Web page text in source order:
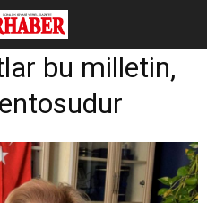
bu milletin,